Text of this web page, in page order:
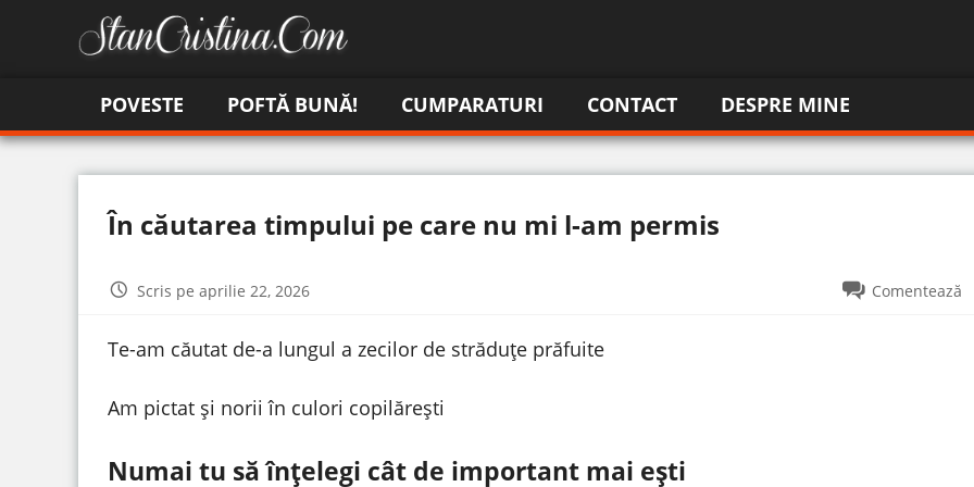
POVESTE POFTĂ BUNĂ! CUMPARATURI CONTACT DESPRE MINE
În căutarea timpului pe care nu mi l-am permis
Scris pe aprilie 22, 2026 Comentează
Te-am căutat de-a lungul a zecilor de străduțe prăfuite
Am pictat și norii în culori copilărești
Numai tu să înțelegi cât de important mai ești